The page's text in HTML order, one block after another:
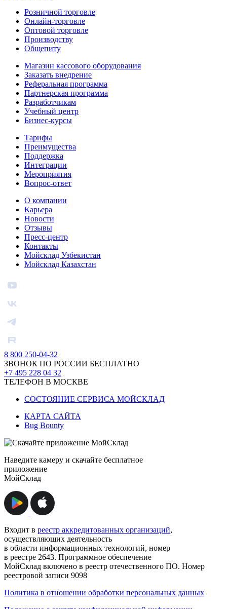
Розничной торговле
Онлайн-торговле
Оптовой торговле
Производству
Общепиту
Магазин кассового оборудования
Заказать внедрение
Реферальная программа
Партнерская программа
Разработчикам
Учебный центр
Бизнес‑курсы
Тарифы
Преимущества
Поддержка
Интеграции
Мероприятия
Вопрос-ответ
О компании
Карьера
Новости
Отзывы
Пресс-центр
Контакты
Мойсклад Узбекистан
Мойсклад Казахстан
8 800 250-04-32
ЗВОНОК ПО РОССИИ БЕСПЛАТНО
+7 495 228 04 32
ТЕЛЕФОН В МОСКВЕ
СОСТОЯНИЕ СЕРВИСА МОЙСКЛАД
КАРТА САЙТА
Bug Bounty
Наведите камеру и скачайте бесплатное
приложение
МойСклад
Входит в реестр аккредитованных организаций,
осуществляющих деятельность
в области информационных технологий, номер
в реестре 2643. Программное обеспечение
МойСклад включено в реестр отечественного ПО. Номер
реестровой записи 9098
Политика в отношении обработки персональных данных